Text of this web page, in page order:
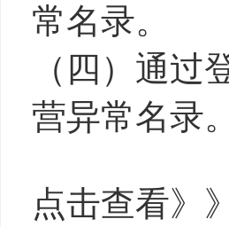
常名录。
（四）通
营异常名录。
点击查看》》